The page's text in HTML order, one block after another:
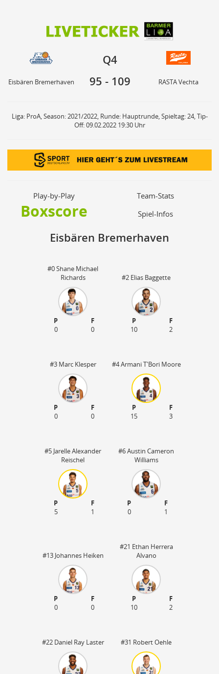
Eisbären Bremerhaven RASTA Vechta
Q4
95 - 109
Eisbären Bremerhaven RASTA Vechta
Liga: ProA, Season: 2021/2022, Runde: Hauptrunde, Spieltag: 24, Tip-
Off: 09.02.2022 19:30 Uhr
Play-by-Play Team-Stats
Boxscore Spiel-Infos
Eisbären Bremerhaven
#0 Shane Michael
Richards
P
F
0
0
#2 Elias Baggette
P
F
10
2
#3 Marc Klesper
P
F
0
0
#4 Armani T'Bori Moore
P
F
15
3
#5 Jarelle Alexander
Reischel
P
F
5
1
#6 Austin Cameron
Williams
P
F
0
1
#13 Johannes Heiken
P
F
0
0
#21 Ethan Herrera
Alvano
P
F
10
2
#22 Daniel Ray Laster #31 Robert Oehle